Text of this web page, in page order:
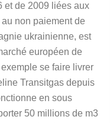
et de 2009 liées aux
non paiement de
ukrainienne, est
européen de
se faire livrer
Transitgas depuis
en sous
50 millions de m3